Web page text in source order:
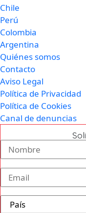
Chile
Perú
Colombia
Argentina
Quiénes somos
Contacto
Aviso Legal
Política de Privacidad
Política de Cookies
Canal de denuncias